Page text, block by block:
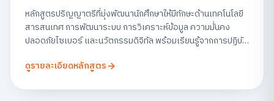
หลักสูตรปริญญาตรีที่มุ่งพัฒนานักศึกษาให้มีทักษะด้านเทคโนโลยี
สารสนเทศ การพัฒนาระบบ การวิเคราะห์ข้อมูล ความมั่นคง
ปลอดภัยไซเบอร์ และนวัตกรรมดิจิทัล พร้อมเรียนรู้จากการปฏิบัติ
ดูรายละเอียดหลักสูตร